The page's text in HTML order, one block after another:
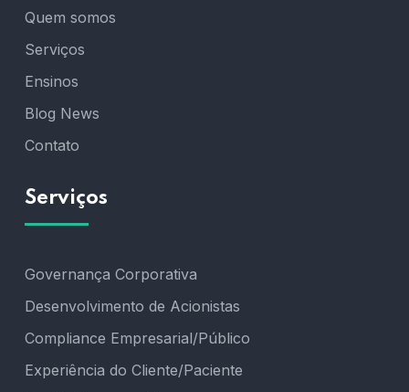
Quem somos
Serviços
Ensinos
Blog News
Contato
Serviços
Governança Corporativa
Desenvolvimento de Acionistas
Compliance Empresarial/Público
Experiência do Cliente/Paciente